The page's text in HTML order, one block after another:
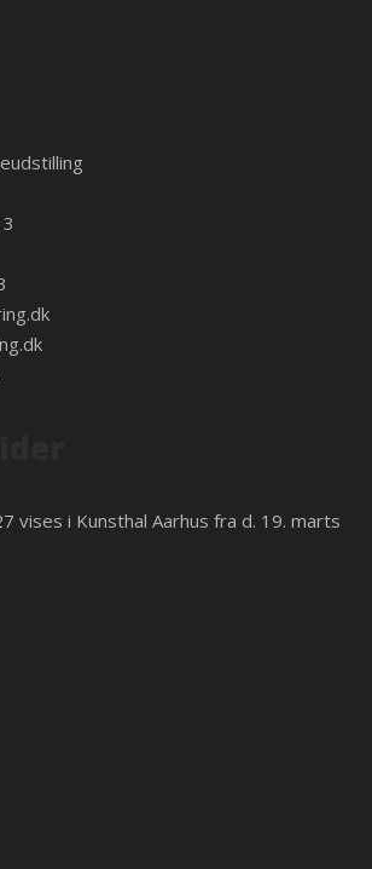
vises i Kunsthal Aarhus fra d. 19. marts